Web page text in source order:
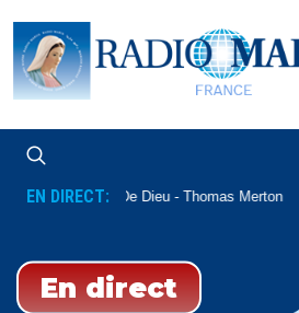
EN DIRECT:La Paix De Dieu - Thomas Merton
En direct